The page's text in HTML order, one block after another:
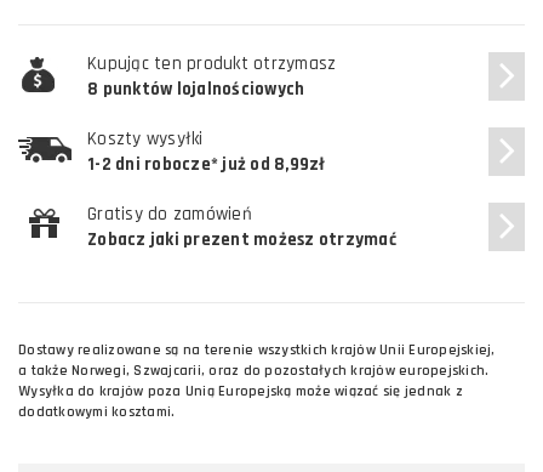
Kupując ten produkt otrzymasz
8 punktów lojalnościowych
Koszty wysyłki
1-2 dni robocze* już od 8,99zł
Gratisy do zamówień
Zobacz jaki prezent możesz otrzymać
Dostawy realizowane są na terenie wszystkich krajów Unii Europejskiej,
a także Norwegi, Szwajcarii, oraz do pozostałych krajów europejskich.
Wysyłka do krajów poza Unią Europejską może wiązać się jednak z
dodatkowymi kosztami.